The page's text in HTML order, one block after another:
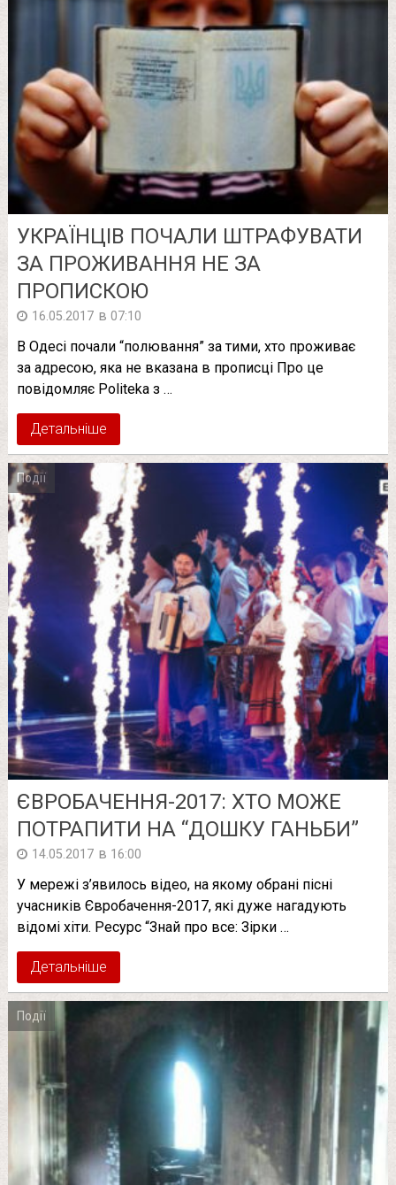
УКРАЇНЦІВ ПОЧАЛИ ШТРАФУВАТИ
ЗА ПРОЖИВАННЯ НЕ ЗА
ПРОПИСКОЮ
16.05.2017 в 07:10
В Одесі почали “полювання” за тими, хто проживає
за адресою, яка не вказана в прописці Про це
повідомляє Politeka з …
Детальніше
Події
ЄВРОБАЧЕННЯ-2017: ХТО МОЖЕ
ПОТРАПИТИ НА “ДОШКУ ГАНЬБИ”
14.05.2017 в 16:00
У мережі з’явилось відео, на якому обрані пісні
учасників Євробачення-2017, які дуже нагадують
відомі хіти. Ресурс “Знай про все: Зірки …
Детальніше
Події